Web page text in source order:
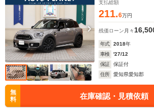
ソナー/
支払総額
211.6万円
残価ローン 月々
年式 2018年
車検
'27/12
保証
保証付
住所
愛知県愛知郡
無
料
在庫確認・見積依頼